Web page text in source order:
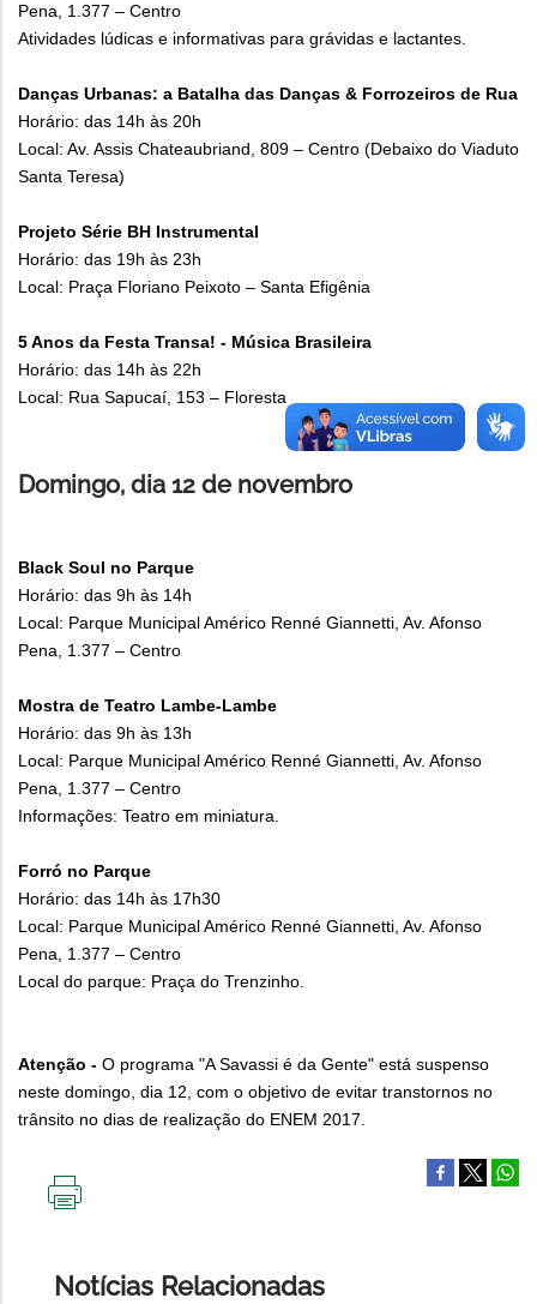
Pena, 1.377 – Centro
Atividades lúdicas e informativas para grávidas e lactantes.
Danças Urbanas: a Batalha das Danças & Forrozeiros de Rua
Horário: das 14h às 20h
Local: Av. Assis Chateaubriand, 809 – Centro (Debaixo do Viaduto
Santa Teresa)
Projeto Série BH Instrumental
Horário: das 19h às 23h
Local: Praça Floriano Peixoto – Santa Efigênia
5 Anos da Festa Transa! - Música Brasileira
Horário: das 14h às 22h
Local: Rua Sapucaí, 153 – Floresta
Domingo, dia 12 de novembro
Black Soul no Parque
Horário: das 9h às 14h
Local: Parque Municipal Américo Renné Giannetti, Av. Afonso
Pena, 1.377 – Centro
Mostra de Teatro Lambe-Lambe
Horário: das 9h às 13h
Local: Parque Municipal Américo Renné Giannetti, Av. Afonso
Pena, 1.377 – Centro
Informações: Teatro em miniatura.
Forró no Parque
Horário: das 14h às 17h30
Local: Parque Municipal Américo Renné Giannetti, Av. Afonso
Pena, 1.377 – Centro
Local do parque: Praça do Trenzinho.
Atenção - O programa "A Savassi é da Gente" está suspenso
neste domingo, dia 12, com o objetivo de evitar transtornos no
trânsito no dias de realização do ENEM 2017.
Notícias Relacionadas